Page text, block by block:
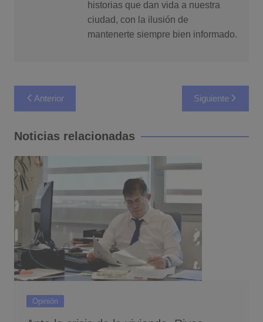
historias que dan vida a nuestra
ciudad, con la ilusión de
mantenerte siempre bien informado.
Navegación
de
entradas
Anterior Siguiente
Noticias relacionadas
Opinión